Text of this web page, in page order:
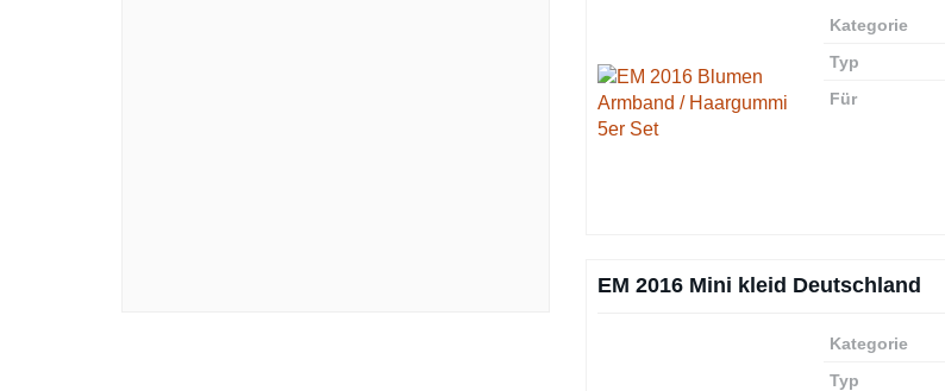
Kategorie
Typ
Für
EM 2016 Mini kleid Deutschland
Kategorie
Typ